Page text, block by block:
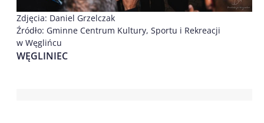
Zdjęcia: Daniel Grzelczak
Źródło: Gminne Centrum Kultury, Sportu i Rekreacji
w Węglińcu
WĘGLINIEC